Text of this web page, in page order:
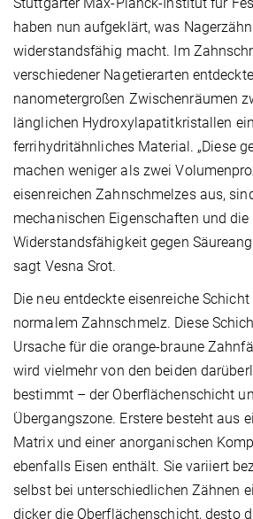
Stuttgarter Max-Planck-Institut für
haben nun aufgeklärt, was
widerstandsfähig macht. Im
verschiedener Nagetierarten
nanometergroßen Zwischenräumen
länglichen Hydroxylapatitkristallen
ferrihydritähnliches Material. „Diese
machen weniger als zwei
eisenreichen Zahnschmelzes aus,
mechanischen Eigenschaften und die
Widerstandsfähigkeit gegen
sagt Vesna Srot.
Die neu entdeckte eisenreiche
normalem Zahnschmelz. Diese
Ursache für die orange-braune
wird vielmehr von den beiden
bestimmt – der Oberflächenschicht
Übergangszone. Erstere besteht aus
Matrix und einer anorganischen
ebenfalls Eisen enthält. Sie variiert
selbst bei unterschiedlichen Zähnen
dicker die Oberflächenschicht, desto